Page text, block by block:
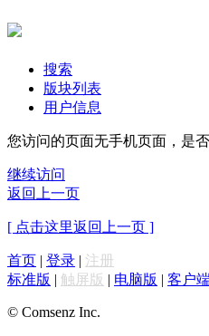
搜索
版块列表
用户信息
您访问的页面无手机页面，是
继续访问
返回上一页
[ 点击这里返回上一页 ]
首页 | 登录 | 注册
标准版 | 触屏版 | 电脑版 | 客户
© Comsenz Inc.